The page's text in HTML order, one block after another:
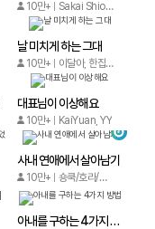
10만+ Sakai Shio/Chika Akabane
날 미치게 하는 그대
10만+ 이달아, 한집/양이고
대표님이 이상해요
10만+ KaiYuan, YY
사내 연애에서 살아남기
10만+ 숑쿡/호라/콘코
아내를 구하는 4가지 방법